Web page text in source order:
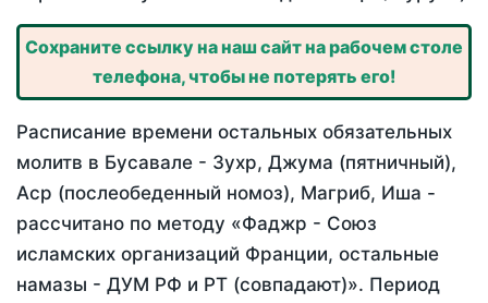
Сохраните ссылку на наш сайт на рабочем столе
телефона, чтобы не потерять его!
Расписание времени остальных обязательных
молитв в Бусавале - Зухр, Джума (пятничный),
Аср (послеобеденный номоз), Магриб, Иша -
рассчитано по методу «Фаджр - Союз
исламских организаций Франции, остальные
намазы - ДУМ РФ и РТ (совпадают)». Период